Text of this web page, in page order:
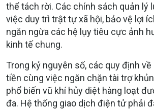
thể tách rời. Các chính sách quản lý
việc duy trì trật tự xã hội, bảo vệ lợi
ngăn ngừa các hệ lụy tiêu cực ảnh
kinh tế chung.
Trong kỷ nguyên số, các quy định
tiền cùng việc ngăn chặn tài trợ
phổ biến vũ khí hủy diệt hàng loạt
đa. Hệ thống giao dịch điện tử phải